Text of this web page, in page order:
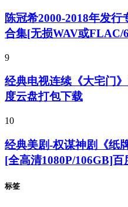
陈冠希2000-2018年发
合集[无损WAV或FLAC/
9
经典电视连续《大宅门
度云盘打包下载
10
经典美剧-权谋神剧《纸
[全高清1080P/106GB]
标签